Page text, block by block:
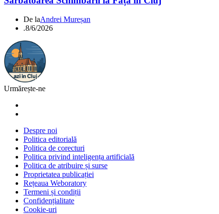
De laAndrei Mureșan
.8/6/2026
Urmărește-ne
Despre noi
Politica editorială
Politica de corecturi
Politica privind inteligența artificială
Politica de atribuire și surse
Proprietatea publicației
Rețeaua Weboratory
Termeni și condiții
Confidențialitate
Cookie-uri